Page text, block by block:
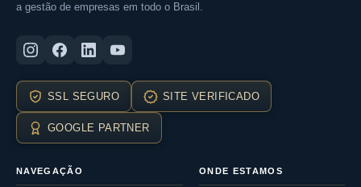
a gestão de empresas em todo o Brasil.
SSL SEGURO SITE VERIFICADO
GOOGLE PARTNER
NAVEGAÇÃO ONDE ESTAMOS